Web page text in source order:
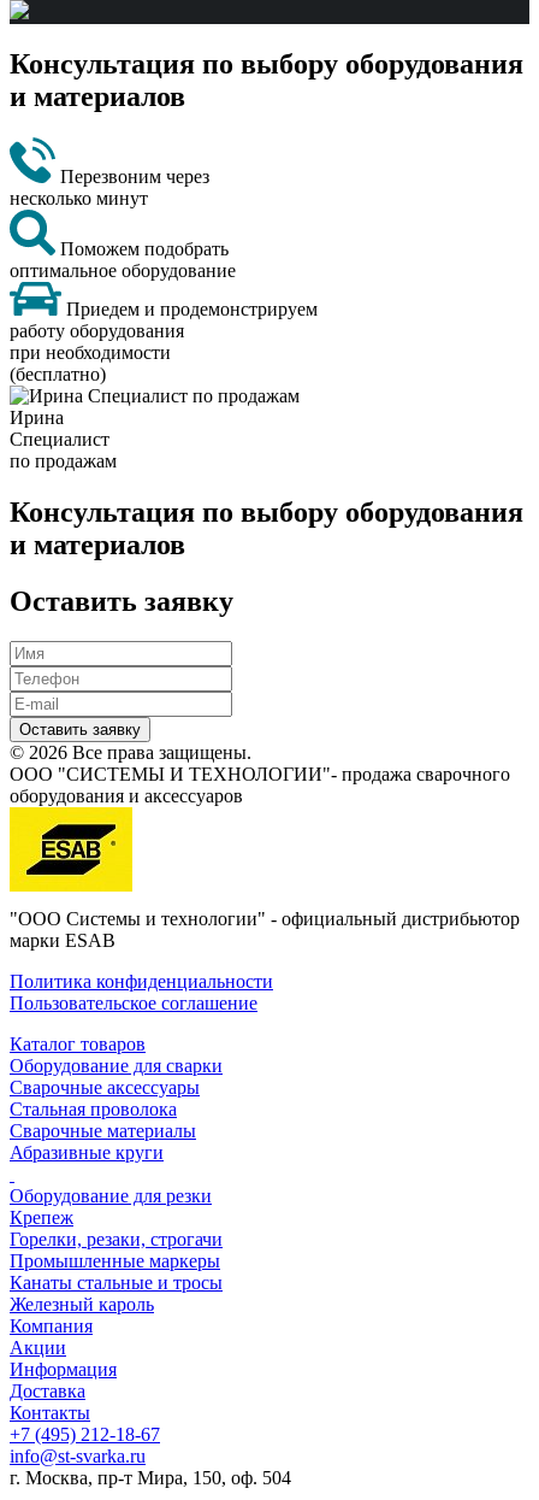
Консультация по выбору оборудования
и материалов
Перезвоним через
несколько минут
Поможем подобрать
оптимальное оборудование
Приедем и продемонстрируем
работу оборудования
при необходимости
(бесплатно)
Ирина
Специалист
по продажам
Консультация по выбору оборудования
и материалов
Оставить заявку
Оставить заявку
© 2026 Все права защищены.
ООО "СИСТЕМЫ И ТЕХНОЛОГИИ"- продажа сварочного
оборудования и аксессуаров
"ООО Системы и технологии" - официальный дистрибьютор
марки ESAB
Политика конфиденциальности
Пользовательское соглашение
Каталог товаров
Оборудование для сварки
Сварочные аксессуары
Стальная проволока
Сварочные материалы
Абразивные круги
Оборудование для резки
Крепеж
Горелки, резаки, строгачи
Промышленные маркеры
Канаты стальные и тросы
Железный кароль
Компания
Акции
Информация
Доставка
Контакты
+7 (495) 212-18-67
info@st-svarka.ru
г. Москва, пр-т Мира, 150, оф. 504